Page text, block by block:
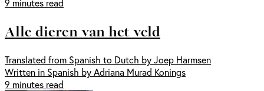
9 minutes read
Alle dieren van het veld
Translated from Spanish to Dutch by Joep Harmsen
Written in Spanish by Adriana Murad Konings
9 minutes read